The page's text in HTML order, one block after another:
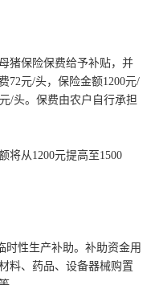
猪保险保费给予补贴，并
72元/头，保险金额1200元/
/头。保费由农户自行承担
将从1200元提高至1500
时性生产补助。补助资金用
料、药品、设备器械购置